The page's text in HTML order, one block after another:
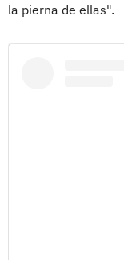
la pierna de ellas".